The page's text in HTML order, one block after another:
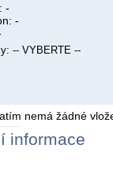
-
-
-- VYBERTE --
nemá žádné
informace